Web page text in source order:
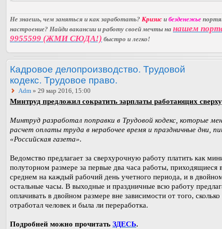
Не знаешь, чем заняться и как заработать? Кризис и безденежье
настроение? Найди вакансии и работу своей мечты на нашем
9955599 (ЖМИ СЮДА!) быстро и легко!
Кадровое делопроизводство. Трудовой
кодекс. Трудовое право.
Adm » 29 мар 2016, 15:00
Минтруд предложил сократить зарплаты работающих
Минтруд разработал поправки в Трудовой кодекс, которые
расчет оплаты труда в нерабочее время и праздничные дни,
«Российская газета».
Ведомство предлагает за сверхурочную работу платить как
полуторном размере за первые два часа работы, приходящиеся
среднем на каждый рабочий день учетного периода, и в
остальные часы. В выходные и праздничные всю работу
оплачивать в двойном размере вне зависимости от того, сколько
отработал человек и была ли переработка.
Подробней можно прочитать ЗДЕСЬ.